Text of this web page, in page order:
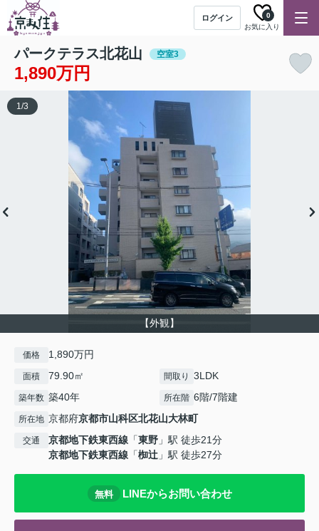
ログイン
お気に入り
0
パークテラス北花山 空室3
1,890万円
【外観】
1/3
価格 1,890万円
面積 79.90㎡ 間取り 3LDK
築年数 築40年 所在階 6階/7階建
所在地 京都府京都市山科区北花山大林町
交通 京都地下鉄東西線 「東野 」駅 徒歩21分
京都地下鉄東西線 「椥辻 」駅 徒歩27分
無料 LINEからお問い合わせ